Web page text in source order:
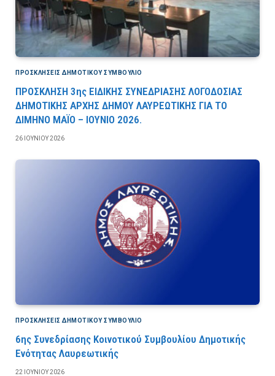
ΠΡΟΣΚΛΉΣΕΙΣ ΔΗΜΟΤΙΚΟΎ ΣΥΜΒΟΎΛΙΟ
ΠΡΟΣΚΛΗΣΗ 3ης ΕΙΔΙΚΗΣ ΣΥΝΕΔΡΙΑΣΗΣ ΛΟΓΟΔΟΣΙΑΣ
ΔΗΜΟΤΙΚΗΣ ΑΡΧΗΣ ΔΗΜΟΥ ΛΑΥΡΕΩΤΙΚΗΣ ΓΙΑ ΤΟ
ΔΙΜΗΝΟ ΜΑΪΟ – ΙΟΥΝΙΟ 2026.
26 ΙΟΥΝΊΟΥ 2026
ΠΡΟΣΚΛΉΣΕΙΣ ΔΗΜΟΤΙΚΟΎ ΣΥΜΒΟΎΛΙΟ
6ης Συνεδρίασης Κοινοτικού Συμβουλίου Δημοτικής
Ενότητας Λαυρεωτικής
22 ΙΟΥΝΊΟΥ 2026